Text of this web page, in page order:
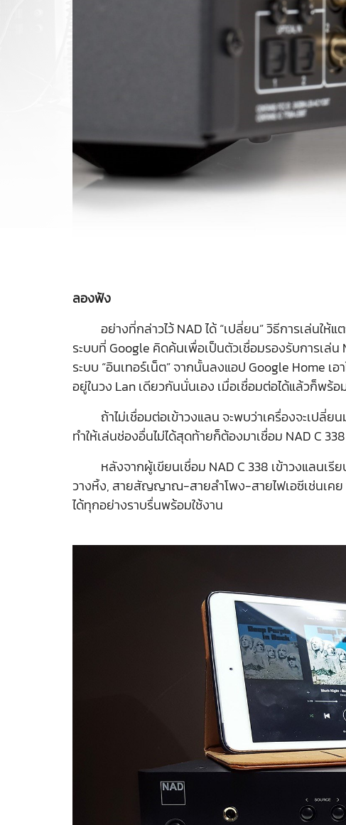
ลองฟัง
อย่างที่กล่าวไว้ NAD ได้ “เปลี่ยน” วิธีการเล่นให้แ
ระบบที่ Google คิดค้นเพื่อเป็นตัวเชื่อมรองรับการเ
ระบบ “อินเทอร์เน็ต” จากนั้นลงแอป Google Home เ
อยู่ในวง Lan เดียวกันนั่นเอง เมื่อเชื่อมต่อได้แล้วก็พร้
ถ้าไม่เชื่อมต่อเข้าวงแลน จะพบว่าเครื่องจะเปลี่ยน
ทำให้เล่นช่องอื่นไม่ได้สุดท้ายก็ต้องมาเชื่อม NAD C
หลังจากผู้เขียนเชื่อม NAD C 338 เข้าวงแลนเรีย
วางหิ้ง, สายสัญญาณ-สายลำโพง-สายไฟเอซีเช่นเค
ได้ทุกอย่างราบรื่นพร้อมใช้งาน